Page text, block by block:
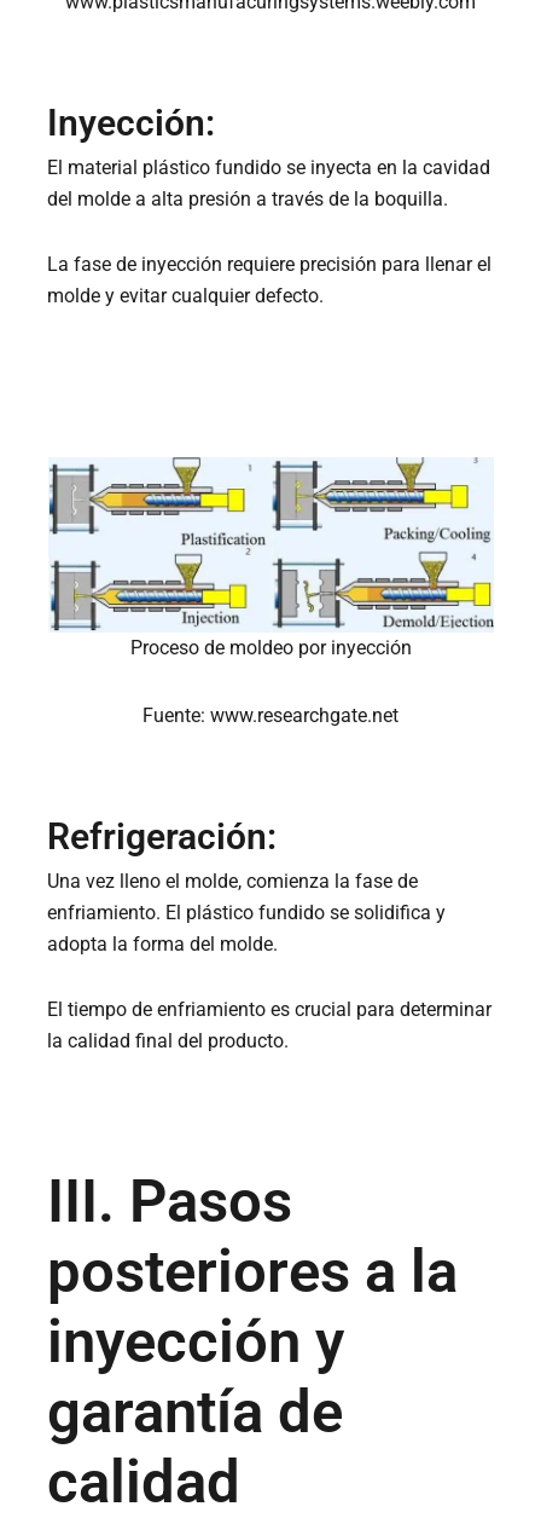
Inyección:
El material plástico fundido se inyecta en la cavidad
del molde a alta presión a través de la boquilla.
La fase de inyección requiere precisión para llenar el
molde y evitar cualquier defecto.
Proceso de moldeo por inyección
Fuente: www.researchgate.net
Refrigeración:
Una vez lleno el molde, comienza la fase de
enfriamiento. El plástico fundido se solidifica y
adopta la forma del molde.
El tiempo de enfriamiento es crucial para determinar
la calidad final del producto.
III. Pasos
posteriores a la
inyección y
garantía de
calidad